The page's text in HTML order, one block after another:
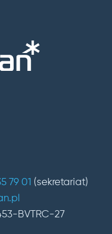
79 01 (sekretariat)
BVTRC-27